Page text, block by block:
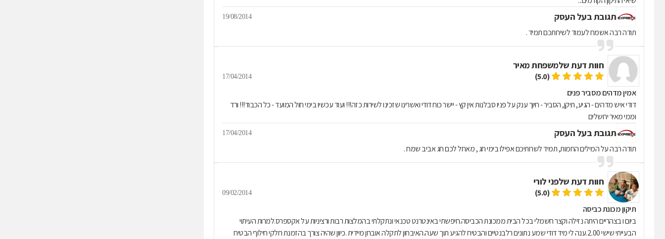
תגובת בעל העסק 19/08/2014
תודה רבה אשמח לעמוד לשירותכם תמיד .
חוות דעת שלמשפחת מאיר
(5.0)
17/04/2014
אמין מדהים מסביר פנים
דודי איש מדהים - הגיע, תיקן, הסביר - חיוך ענק על פניו סבלנות אין קץ - יישר כוח דודי ואשרינו שזכינו לשירות כזה!!! ועוד עכשיו בימי חול המועד - כל הכבוד!!! ורד
וממי מאיר ירושלים
תגובת בעל העסק 17/04/2014
תודה רבה על המילים החמות, תמיד לשרותיכם אפילו בימי חג , מאחל לכם חג אביב שמח .
חוות דעת שלפני לורי
(5.0)
09/02/2014
תיקון מכונת כביסה
ביום ו בצהריים היתה נזילה וקצר חשמלי בכל הבית ממכונת הכביסה.חיפשתי באינטרנט טכנאי ונתקלתי בהמלצות רבות ורציניות על אקספרס.למרות העיתוי
הבעייתי שישי 2.00.ענה לי מיד דודי שמע נתונים רלבנטיים והבטיח להגיע תוך שעה.האיבחון לתקלה אובחן מיידית .כיוון שהיה צורך בהזמנת חלקי חילוף הבטיח